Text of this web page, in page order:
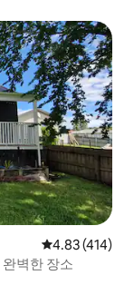
평점 4.83점(5
4.83 (414)
벽한 장소